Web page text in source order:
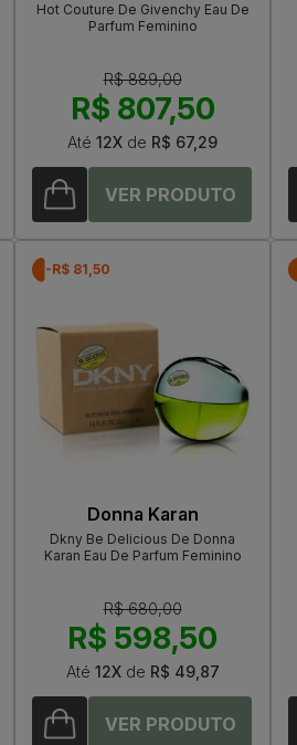
Hot Couture De Givenchy Eau De
Parfum Feminino
R$ 889,00
R$ 807,50
Até 12X de R$ 67,29
-R$ 81,50
Donna Karan
Dkny Be Delicious De Donna
Karan Eau De Parfum Feminino
R$ 680,00
R$ 598,50
Até 12Xde R$ 49,87